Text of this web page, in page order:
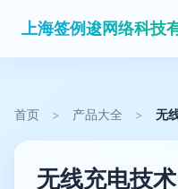
首页 > 产品大全 > 无
无线充电技